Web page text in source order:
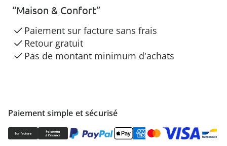
Paiement simple et sécurisé
“Maison & Confort”
Paiement sur facture sans frais
Retour gratuit
Pas de montant minimum d'achats